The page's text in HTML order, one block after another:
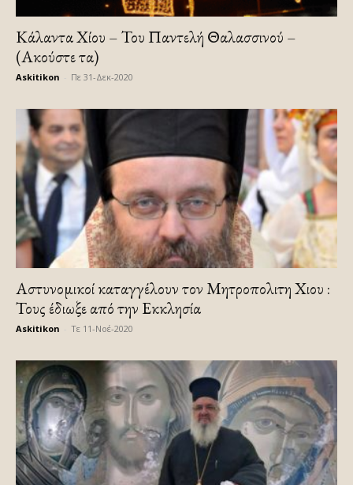
Κάλαντα Χίου – Του Παντελή Θαλασσινού –
(Ακούστε τα)
Askitikon Πε 31-Δεκ-2020
Αστυνομικοί καταγγέλουν τον Μητροπολιτη Χιου :
Τους έδιωξε από την Εκκλησία
Askitikon Τε 11-Νοέ-2020